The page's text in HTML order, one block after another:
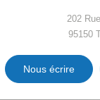
202
95150
Nous écrire